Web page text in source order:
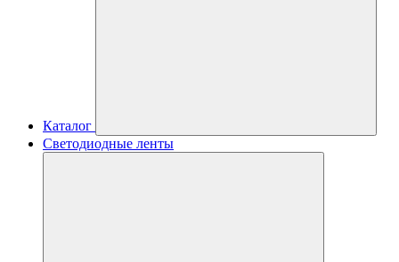
Каталог
Светодиодные ленты